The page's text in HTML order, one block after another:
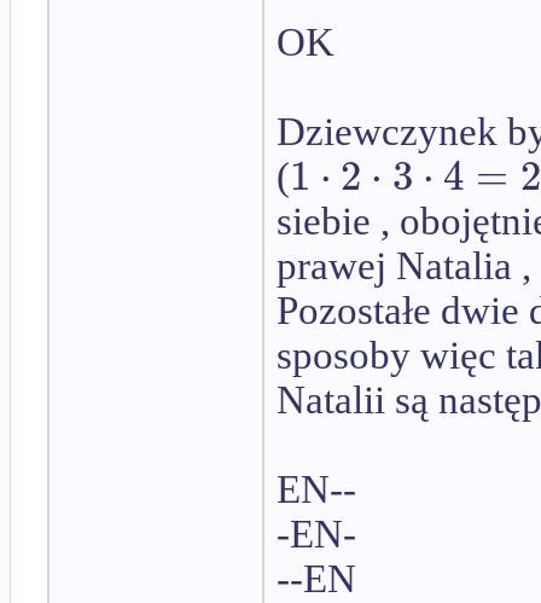
OK
Dziewczynek
(1 ⋅2⋅ 3⋅4 =
siebie ,
prawej Natalia
Pozostałe
sposoby więc
Natalii są
EN--
-EN-
--EN